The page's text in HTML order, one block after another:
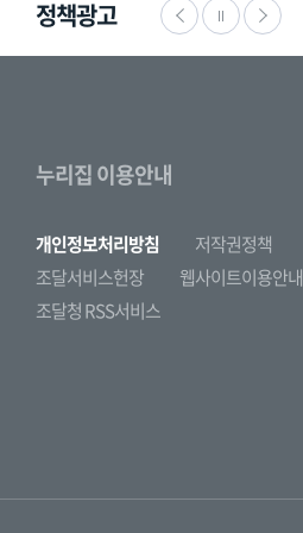
정책광고
누리집 이용안내
개인정보처리방침
저작권정책
조달서비스헌장
웹사이트이용안내
조달청 RSS서비스